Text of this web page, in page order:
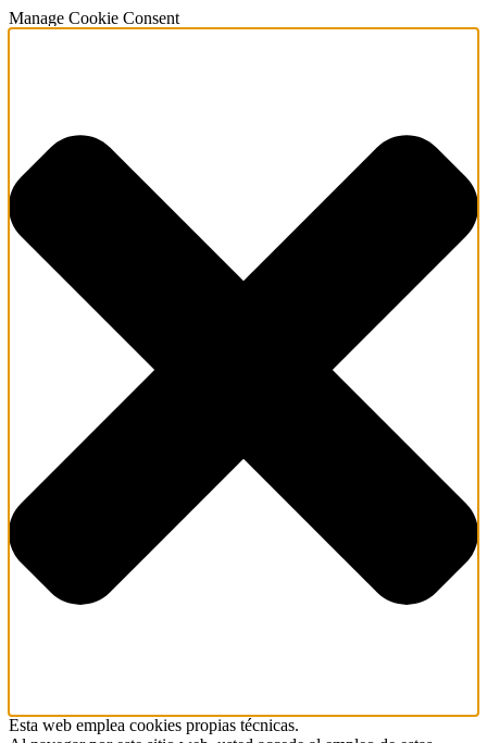
Manage Cookie Consent
Esta web emplea cookies propias técnicas.